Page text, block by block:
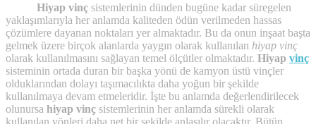
Hiyap vinç sistemlerinin dünden bugüne kadar süregelen
yaklaşımlarıyla her anlamda kaliteden ödün verilmeden hassas
çözümlere dayanan noktaları yer almaktadır. Bu da onun inşaat başta
gelmek üzere birçok alanlarda yaygın olarak kullanılan hiyap vinç
olarak kullanılmasını sağlayan temel ölçütler olmaktadır. Hiyap vinç
sisteminin ortada duran bir başka yönü de kamyon üstü vinçler
olduklarından dolayı taşımacılıkta daha yoğun bir şekilde
kullanılmaya devam etmeleridir. İşte bu anlamda değerlendirilecek
olunursa hiyap vinç sistemlerinin her anlamda sürekli olarak
kullanılan yönleri daha net bir şekilde anlaşılır olacaktır. Bütün